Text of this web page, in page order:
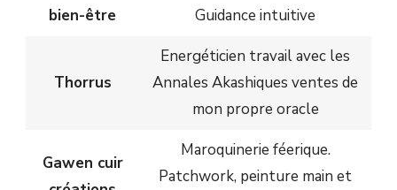
bien-être
Guidance intuitive
Thorrus
Energéticien travail avec les
Annales Akashiques ventes de
mon propre oracle
Gawen cuir
Maroquinerie féerique.
Patchwork, peinture main et